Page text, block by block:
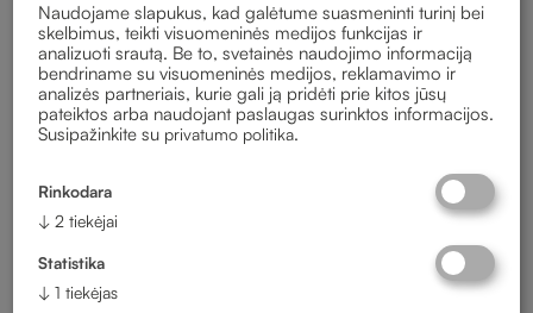
Odontologai, kuriems
Jūsų komfortas –
prioritetas nr. 1!
Prireikė gyd. odontologo konsultacijos? Vizitui galite
registruotis jau dabar!
Naudojame slapukus, kad galėtume suasmeninti turinį bei
skelbimus, teikti visuomeninės medijos funkcijas ir
analizuoti srautą. Be to, svetainės naudojimo informaciją
bendriname su visuomeninės medijos, reklamavimo ir
analizės partneriais, kurie gali ją pridėti prie kitos jūsų
pateiktos arba naudojant paslaugas surinktos informacijos.
Susipažinkite su privatumo politika.
Rinkodara
↓ 2 tiekėjai
Statistika
↓ 1 tiekėjas